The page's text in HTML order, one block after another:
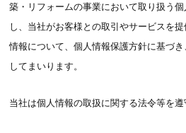
築・リフォームの事業において取り扱う
し、当社がお客様との取引やサービスを
情報について、個人情報保護方針に基づ
してまいります。
当社は個人情報の取扱に関する法令等を遵